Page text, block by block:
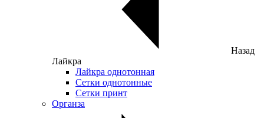
Назад
Лайкра
Лайкра однотонная
Сетки однотонные
Сетки принт
Органза